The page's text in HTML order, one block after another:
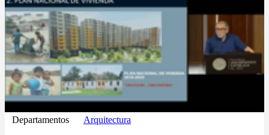
Departamentos Arquitectura